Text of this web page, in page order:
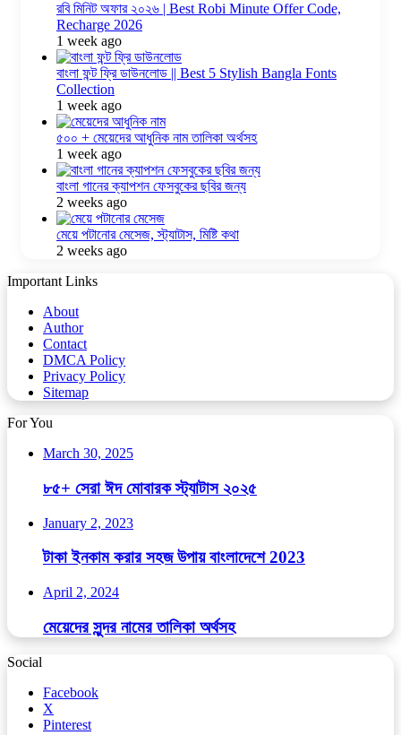
রবি মিনিট অফার ২০২৬ | Best Robi Minute Offer Code,
Recharge 2026
1 week ago
বাংলা ফন্ট ফ্রি ডাউনলোড || Best 5 Stylish Bangla Fonts
Collection
1 week ago
৫০০ + মেয়েদের আধুনিক নাম তালিকা অর্থসহ
1 week ago
বাংলা গানের ক্যাপশন ফেসবুকের ছবির জন্য
2 weeks ago
মেয়ে পটানোর মেসেজ, স্ট্যাটাস, মিষ্টি কথা
2 weeks ago
Important Links
About
Author
Contact
DMCA Policy
Privacy Policy
Sitemap
For You
March 30, 2025
৮৫+ সেরা ঈদ মোবারক স্ট্যাটাস ২০২৫
January 2, 2023
টাকা ইনকাম করার সহজ উপায় বাংলাদেশে 2023
April 2, 2024
মেয়েদের সুন্দর নামের তালিকা অর্থসহ
Social
Facebook
X
Pinterest